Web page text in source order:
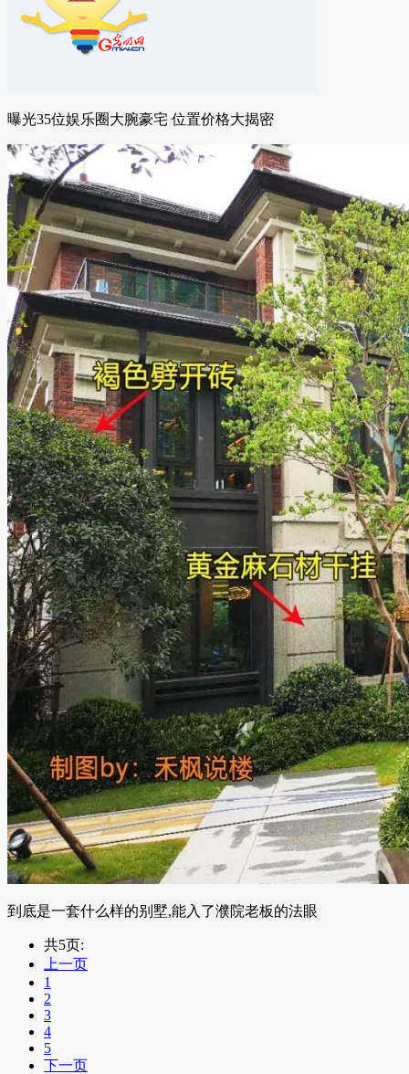
曝光35位娱乐圈大腕豪宅 位置价格大揭密
到底是一套什么样的别墅,能入了濮院老板的法眼
共5页:
上一页
1
2
3
4
5
下一页